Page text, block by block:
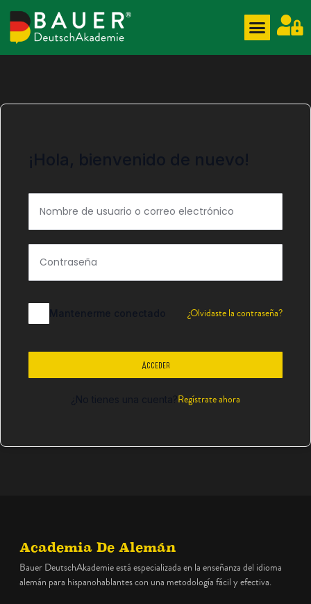
¡Hola, bienvenido de nuevo!
Mantenerme conectado ¿Olvidaste la contraseña?
Acceder
¿No tienes una cuenta?Regístrate ahora
Academia De Alemán
Bauer DeutschAkademie está especializada en la enseñanza del idioma
alemán para hispanohablantes con una metodología fácil y efectiva.